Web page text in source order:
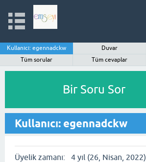
Kullanıcı: egennadckw Duvar
Tüm sorular
Tüm cevaplar
Bir Soru Sor
Kullanıcı: egennadckw
Üyelik zamanı: 4 yıl (26, Nisan, 2022)